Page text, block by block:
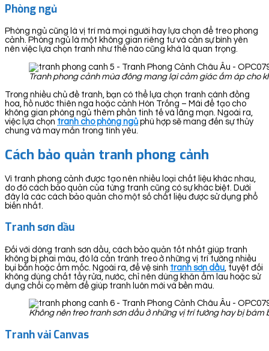
Phòng ngủ
Phòng ngủ cũng là vị trí mà mọi người hay lựa chọn để treo phong
cảnh. Phòng ngủ là một không gian riêng tư và cần sự bình yên
nên việc lựa chọn tranh như thế nào cũng khá là quan trọng.
Tranh phong cảnh mùa đông mang lại cảm giác ấm áp cho
Trong nhiều chủ đề tranh, bạn có thể lựa chọn tranh cánh đồng
hoa, hồ nước thiên nga hoặc cảnh Hòn Trống – Mái để tạo cho
không gian phòng ngủ thêm phần tinh tế và lãng mạn. Ngoài ra,
việc lựa chọn tranh cho phòng ngủ phù hợp sẽ mang đến sự thủy
chung và may mắn trong tình yêu.
Cách bảo quản tranh phong cảnh
Vì tranh phong cảnh được tạo nên nhiều loại chất liệu khác nhau,
do đó cách bảo quản của từng tranh cũng có sự khác biệt. Dưới
đây là các cách bảo quản cho một số chất liệu được sử dụng phổ
biến nhất.
Tranh sơn dầu
Đối với dòng tranh sơn dầu, cách bảo quản tốt nhất giúp tranh
không bị phai màu, đó là cần tránh treo ở những vị trí tường nhiều
bụi bẩn hoặc ẩm mốc. Ngoài ra, để vệ sinh tranh sơn dầu , tuyệt đối
không dùng chất tẩy rửa, nước, chỉ nên dùng khăn ẩm lau hoặc sử
dụng chổi cọ mềm để giúp tranh luôn mới và bền màu.
Không nên treo tranh sơn dầu ở những vị trí tường hay bị bám
Tranh vải Canvas